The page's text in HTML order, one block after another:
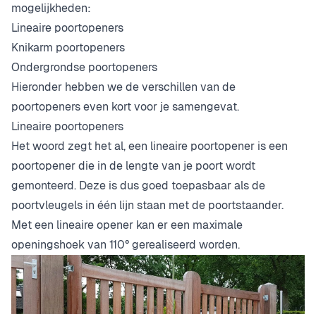
mogelijkheden:
Lineaire poortopeners
Knikarm poortopeners
Ondergrondse poortopeners
Hieronder hebben we de verschillen van de
poortopeners even kort voor je samengevat.
Lineaire poortopeners
Het woord zegt het al, een lineaire poortopener is een
poortopener die in de lengte van je poort wordt
gemonteerd. Deze is dus goed toepasbaar als de
poortvleugels in één lijn staan met de poortstaander.
Met een lineaire opener kan er een maximale
openingshoek van 110° gerealiseerd worden.